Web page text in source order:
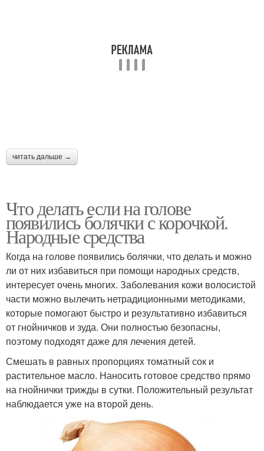
читать дальше →
Что делать если на голове
появились болячки с корочкой.
Народные средства
Когда на голове появились болячки, что делать и можно
ли от них избавиться при помощи народных средств,
интересует очень многих. Заболевания кожи волосистой
части можно вылечить нетрадиционными методиками,
которые помогают быстро и результативно избавиться
от гнойничков и зуда. Они полностью безопасны,
поэтому подходят даже для лечения детей.
Смешать в равных пропорциях томатный сок и
растительное масло. Наносить готовое средство прямо
на гнойнички трижды в сутки. Положительный результат
наблюдается уже на второй день.